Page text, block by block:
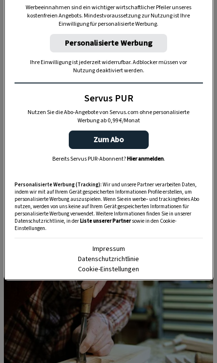
geliefert wurden. In den Jahren entwickelte
Alfred Peitler nicht nur das Handwerk des
Bildhauers, sondern auch ein ganz besonderes
Gespür für Holz, eine Fähigkeit, die ihm bald zu
einem außergewöhnlich guten Ruf verhalf.
Werbeeinnahmen sind ein wichtiger wirtschaftlicher Pfeiler unseres
kostenfreien Angebots. Mindestvoraussetzung zur Nutzung ist Ihre
Einwilligung für personalisierte Werbung.
Personalisierte Werbung
Ihre Einwilligung ist jederzeit widerrufbar. Adblocker müssen vor
Nutzung deaktiviert werden.
Servus PUR
Nutzen Sie die Abo-Angebote von Servus.com ohne personalisierte
Werbung ab 0,99 €/Monat
Zum Abo
Bereits Servus PUR-Abonnent?Hier anmelden.
Personalisierte Werbung (Tracking): Wir und unsere Partner verarbeiten Daten,
indem wir mit auf Ihrem Gerät gespeicherten Informationen Profile erstellen, um
personalisierte Werbung auszuspielen. Wenn Sie ein werbe– und trackingfreies Abo
nutzen, werden von uns keine auf Ihrem Gerät gespeicherten Informationen für
personalisierte Werbung verwendet. Weitere Informationen finden Sie in unserer
Datenschutzrichtlinie, in derListe unserer Partnersowie in den Cookie-
Einstellungen.
Impressum
Datenschutzrichtlinie
Cookie-Einstellungen